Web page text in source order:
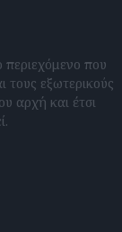
που
τους εξωτερικούς
αρχή και έτσι